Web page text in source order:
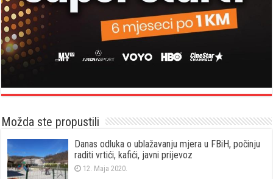
Možda ste propustili
Danas odluka o ublažavanju mjera u FBiH, počinju
raditi vrtići, kafići, javni prijevoz
12. Maja 2020.